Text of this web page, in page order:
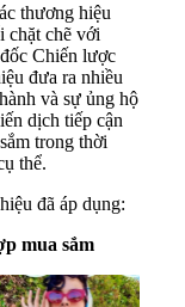
thương hiệu
chặt chẽ với
Chiến lược
đưa ra nhiều
và sự ủng hộ
dịch tiếp cận
trong thời
thể.
đã áp dụng:
mua sắm